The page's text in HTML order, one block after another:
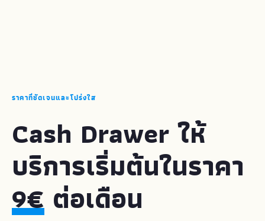
ราคาที่ชัดเจนและโปร่งใส
Cash Drawer ให้
บริการเริ่มต้นในราคา
9€ ต่อเดือน